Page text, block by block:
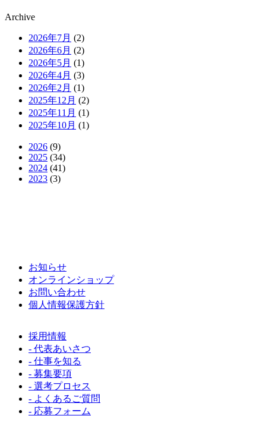
Archive
2026年7月 (2)
2026年6月 (2)
2026年5月 (1)
2026年4月 (3)
2026年2月 (1)
2025年12月 (2)
2025年11月 (1)
2025年10月 (1)
2026 (9)
2025 (34)
2024 (41)
2023 (3)
お知らせ
オンラインショップ
お問い合わせ
個人情報保護方針
採用情報
- 代表あいさつ
- 仕事を知る
- 募集要項
- 選考プロセス
- よくあるご質問
- 応募フォーム